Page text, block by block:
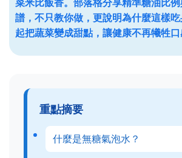
菜米比飯香。部落格分享精準糖油比
譜，不只教你做，更說明為什麼這樣
起把蔬菜變成甜點，讓健康不再犧牲口
重點摘要
什麼是無糖氣泡水？